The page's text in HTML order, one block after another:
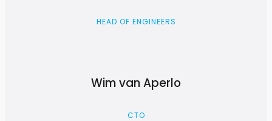
HEAD OF ENGINEERS
Wim van Aperlo
CTO